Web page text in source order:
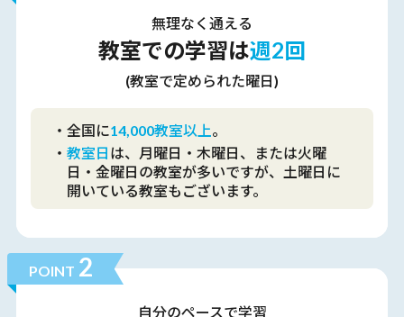
無理なく 通える
教室での学習は週2回
(教室で定められた曜日)
・全国に14,000教室以上。
・ 教室日 は、月曜日・木曜日、または火曜
日・金曜日の教室が多いですが、土曜日に
開いている教室もございます。
POINT 2
自分のペースで学習